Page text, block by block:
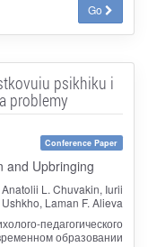
Go
psikhiku i
problemy
Conference Paper
and Upbringing
L. Chuvakin, Iurii
Ushkho, Laman F. Alieva
педагогического
образовании